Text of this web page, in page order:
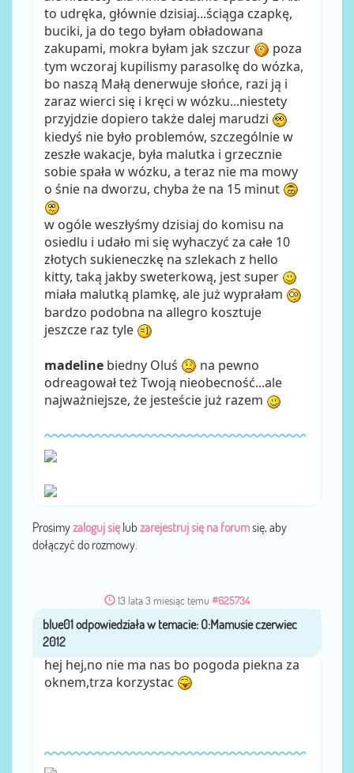
to udręka, głównie dzisiaj...ściąga czapkę,
buciki, ja do tego byłam obładowana
zakupami, mokra byłam jak szczur
poza
tym wczoraj kupilismy parasolkę do wózka,
bo naszą Małą denerwuje słońce, razi ją i
zaraz wierci się i kręci w wózku...niestety
przyjdzie dopiero także dalej marudzi
kiedyś nie było problemów, szczególnie w
zeszłe wakacje, była malutka i grzecznie
sobie spała w wózku, a teraz nie ma mowy
o śnie na dworzu, chyba że na 15 minut
w ogóle weszłyśmy dzisiaj do komisu na
osiedlu i udało mi się wyhaczyć za całe 10
złotych sukieneczkę na szlekach z hello
kitty, taką jakby sweterkową, jest super
miała malutką plamkę, ale już wyprałam
bardzo podobna na allegro kosztuje
jeszcze raz tyle
madeline biedny Oluś
na pewno
odreagował też Twoją nieobecność...ale
najważniejsze, że jesteście już razem
Prosimyzaloguj sięlub zarejestruj się na forumsię, aby
dołączyć do rozmowy.
13 lata 3 miesiąc temu #625734
przezblue01
hej hej,no nie ma nas bo pogoda piekna za
oknem,trza korzystac